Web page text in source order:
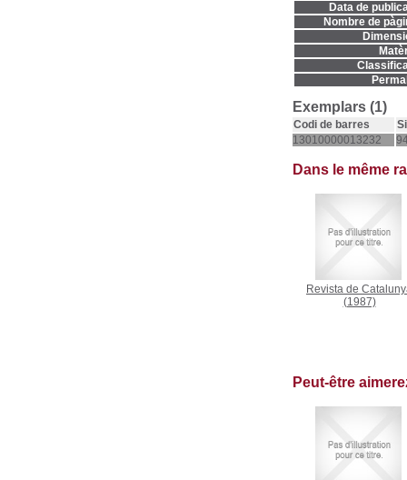
Data de
Nombre de
Exemplars (1)
Codi de barres
13010000013232
Dans le même
Revista de
(1987)
Peut-être